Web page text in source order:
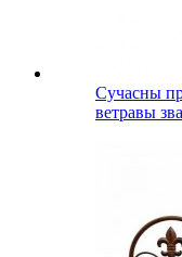
Сучасны
ветравы